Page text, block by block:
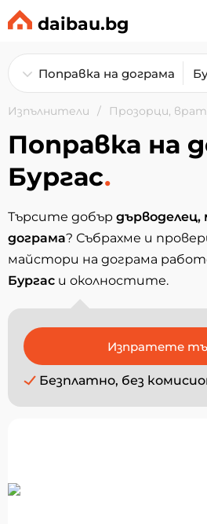
daibau.bg
Изпълнители Прозорци,
Поправка на
Бургас.
Търсите добър дърводелец,
дограма? Събрахме и
майстори на дограма
Бургас и околностите.
Безплатно, без